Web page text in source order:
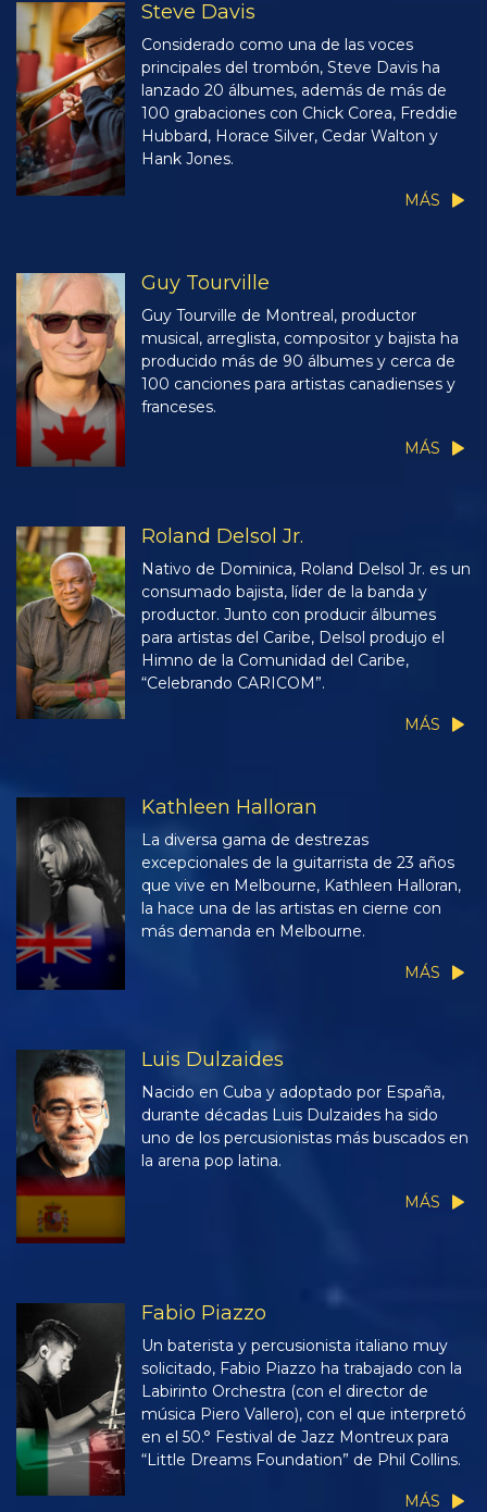
Steve Davis
Considerado como una de las voces
principales del trombón, Steve Davis ha
lanzado 20 álbumes, además de más de
100 grabaciones con Chick Corea, Freddie
Hubbard, Horace Silver, Cedar Walton y
Hank Jones.
MÁS
Guy Tourville
Guy Tourville de Montreal, productor
musical, arreglista, compositor y bajista ha
producido más de 90 álbumes y cerca de
100 canciones para artistas canadienses y
franceses.
MÁS
Roland Delsol Jr.
Nativo de Dominica, Roland Delsol Jr. es un
consumado bajista, líder de la banda y
productor. Junto con producir álbumes
para artistas del Caribe, Delsol produjo el
Himno de la Comunidad del Caribe,
“Celebrando CARICOM”.
MÁS
Kathleen Halloran
La diversa gama de destrezas
excepcionales de la guitarrista de 23 años
que vive en Melbourne, Kathleen Halloran,
la hace una de las artistas en cierne con
más demanda en Melbourne.
MÁS
Luis Dulzaides
Nacido en Cuba y adoptado por España,
durante décadas Luis Dulzaides ha sido
uno de los percusionistas más buscados en
la arena pop latina.
MÁS
Fabio Piazzo
Un baterista y percusionista italiano muy
solicitado, Fabio Piazzo ha trabajado con la
Labirinto Orchestra (con el director de
música Piero Vallero), con el que interpretó
en el 50.° Festival de Jazz Montreux para
“Little Dreams Foundation” de Phil Collins.
MÁS